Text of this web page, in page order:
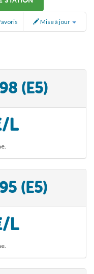
Mise à jour
(E5)
L
(E5)
L